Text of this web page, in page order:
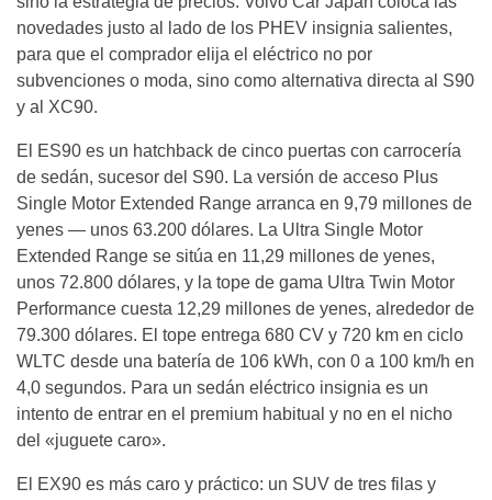
novedades justo al lado de los PHEV insignia salientes,
para que el comprador elija el eléctrico no por
subvenciones o moda, sino como alternativa directa al S90
y al XC90.
El ES90 es un hatchback de cinco puertas con carrocería
de sedán, sucesor del S90. La versión de acceso Plus
Single Motor Extended Range arranca en 9,79 millones de
yenes — unos 63.200 dólares. La Ultra Single Motor
Extended Range se sitúa en 11,29 millones de yenes,
unos 72.800 dólares, y la tope de gama Ultra Twin Motor
Performance cuesta 12,29 millones de yenes, alrededor de
79.300 dólares. El tope entrega 680 CV y 720 km en ciclo
WLTC desde una batería de 106 kWh, con 0 a 100 km/h en
4,0 segundos. Para un sedán eléctrico insignia es un
intento de entrar en el premium habitual y no en el nicho
del «juguete caro».
El EX90 es más caro y práctico: un SUV de tres filas y